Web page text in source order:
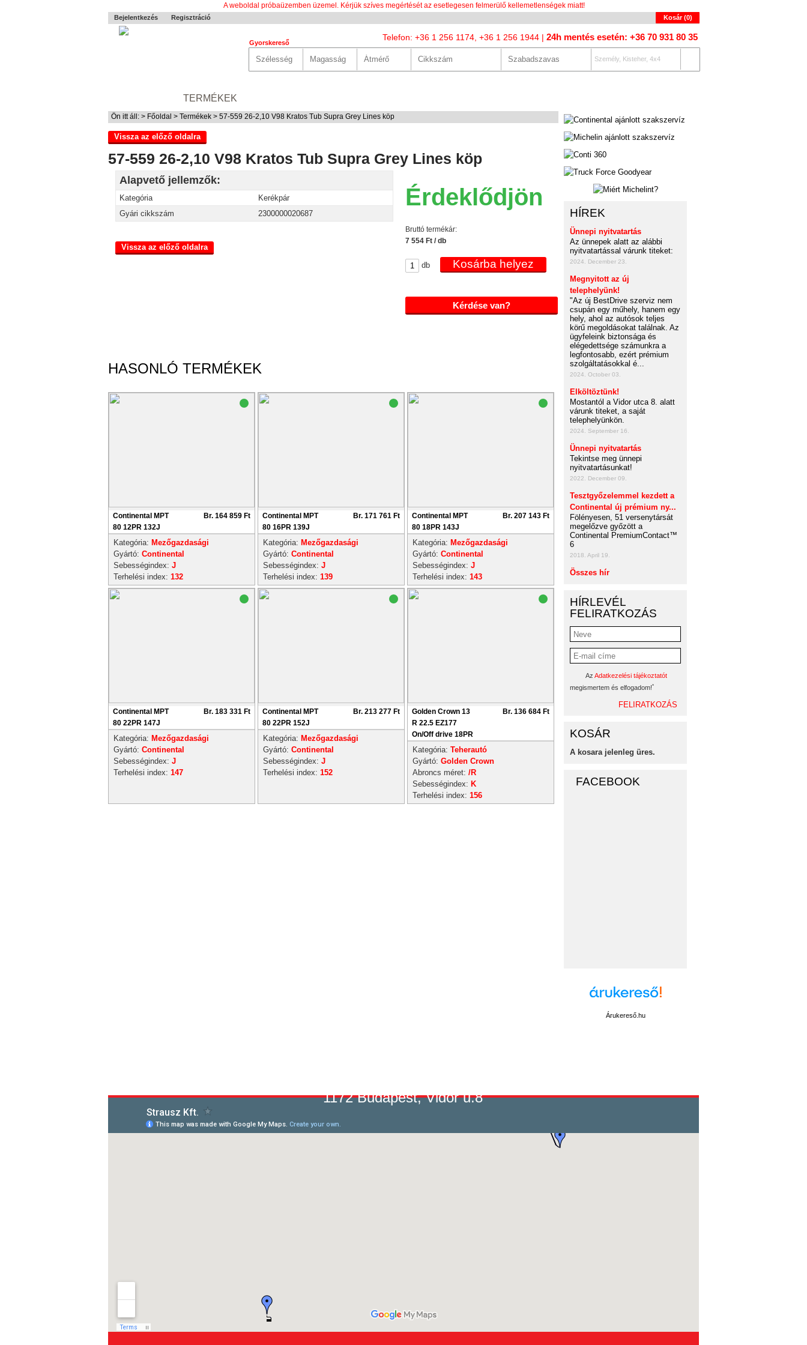
A weboldal próbaüzemben üzemel. Kérjük szíves megértését az esetlegesen felmerülő kellemetlenségek miatt!
Bejelentkezés Regisztráció Kosár (0)
Telefon: +36 1 256 1174, +36 1 256 1944 | 24h mentés esetén: +36 70 931 80 35
Gyorskereső
Személy, Kisteher, 4x4
TERMÉKEK
Ön itt áll: > Főoldal > Termékek > 57-559 26-2,10 V98 Kratos Tub Supra Grey Lines köp
Vissza az előző oldalra
57-559 26-2,10 V98 Kratos Tub Supra Grey Lines köp
Alapvető jellemzők:
Kategória
Kerékpár
Gyári cikkszám
2300000020687
Vissza az előző oldalra
Érdeklődjön
Bruttó termékár:
7 554 Ft / db
db
Kérdése van?
HASONLÓ TERMÉKEK
Continental MPT
80 12PR 132J
Br. 164 859 Ft
Kategória: Mezőgazdasági
Gyártó: Continental
Sebességindex: J
Terhelési index: 132
Continental MPT
80 16PR 139J
Br. 171 761 Ft
Kategória: Mezőgazdasági
Gyártó: Continental
Sebességindex: J
Terhelési index: 139
Continental MPT
80 18PR 143J
Br. 207 143 Ft
Kategória: Mezőgazdasági
Gyártó: Continental
Sebességindex: J
Terhelési index: 143
Continental MPT
80 22PR 147J
Br. 183 331 Ft
Kategória: Mezőgazdasági
Gyártó: Continental
Sebességindex: J
Terhelési index: 147
Continental MPT
80 22PR 152J
Br. 213 277 Ft
Kategória: Mezőgazdasági
Gyártó: Continental
Sebességindex: J
Terhelési index: 152
Golden Crown 13
R 22.5 EZ177
On/Off drive 18PR
Br. 136 684 Ft
Kategória: Teherautó
Gyártó: Golden Crown
Abroncs méret: /R
Sebességindex: K
Terhelési index: 156
HÍREK
Ünnepi nyitvatartás
Az ünnepek alatt az alábbi
nyitvatartással várunk titeket:
2024. December 23.
Megnyitott az új
telephelyünk!
"Az új BestDrive szerviz nem
csupán egy műhely, hanem egy
hely, ahol az autósok teljes
körű megoldásokat találnak. Az
ügyfeleink biztonsága és
elégedettsége számunkra a
legfontosabb, ezért prémium
szolgáltatásokkal é...
2024. October 03.
Elköltöztünk!
Mostantól a Vidor utca 8. alatt
várunk titeket, a saját
telephelyünkön.
2024. September 16.
Ünnepi nyitvatartás
Tekintse meg ünnepi
nyitvatartásunkat!
2022. December 09.
Tesztgyőzelemmel kezdett a
Continental új prémium ny...
Fölényesen, 51 versenytársát
megelőzve győzött a
Continental PremiumContact™
6
2018. April 19.
Összes hír
HÍRLEVÉL
FELIRATKOZÁS
Az Adatkezelési tájékoztatót
megismertem és elfogadom!*
KOSÁR
A kosara jelenleg üres.
FACEBOOK
Árukereső.hu
1172 Budapest, Vidor u.8